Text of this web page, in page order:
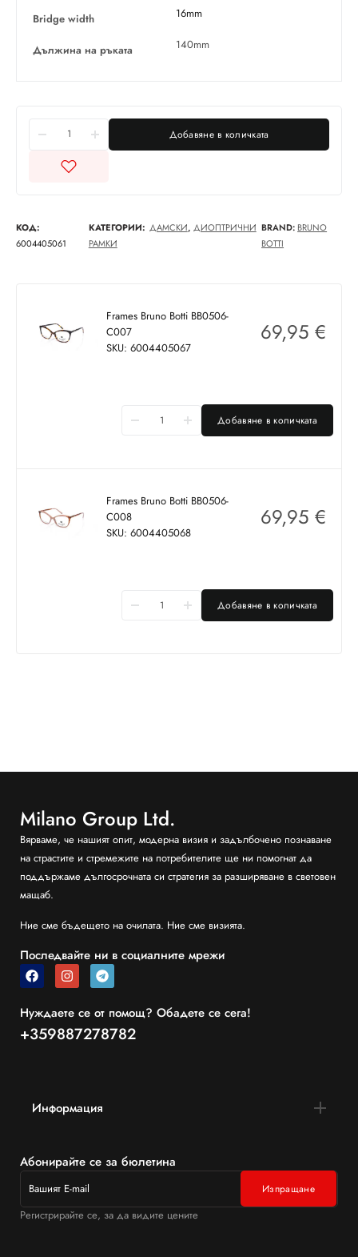
Bridge width 16mm
Дължина на ръката 140mm
Добавяне в количката
КОД:
6004405061
КАТЕГОРИИ: ДАМСКИ, ДИОПТРИЧНИ
РАМКИ
BRAND: BRUNO
BOTTI
Frames Bruno Botti BB0506-
C007
SKU: 6004405067
69,95 €
Добавяне в количката
Frames Bruno Botti BB0506-
C008
SKU: 6004405068
69,95 €
Добавяне в количката
Milano Group Ltd.
Вярваме, че нашият опит, модерна визия и задълбочено познаване
на страстите и стремежите на потребителите ще ни помогнат да
поддържаме дългосрочната си стратегия за разширяване в световен
мащаб.
Ние сме бъдещето на очилата. Ние сме визията.
Последвайте ни в социалните мрежи
Нуждаете се от помощ? Обадете се сега!
+359887278782
Информация
Абонирайте се за бюлетина
Регистрирайте се, за да видите цените